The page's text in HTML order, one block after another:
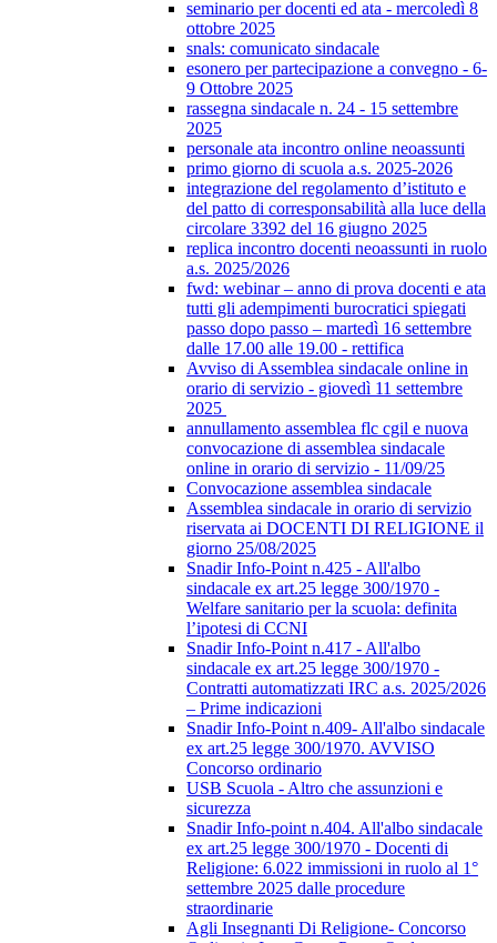
seminario per docenti ed ata - mercoledì 8
ottobre 2025
snals: comunicato sindacale
esonero per partecipazione a convegno - 6-
9 Ottobre 2025
rassegna sindacale n. 24 - 15 settembre
2025
personale ata incontro online neoassunti
primo giorno di scuola a.s. 2025-2026
integrazione del regolamento d’istituto e
del patto di corresponsabilità alla luce della
circolare 3392 del 16 giugno 2025
replica incontro docenti neoassunti in ruolo
a.s. 2025/2026
fwd: webinar – anno di prova docenti e ata
tutti gli adempimenti burocratici spiegati
passo dopo passo – martedì 16 settembre
dalle 17.00 alle 19.00 - rettifica
Avviso di Assemblea sindacale online in
orario di servizio - giovedì 11 settembre
2025
annullamento assemblea flc cgil e nuova
convocazione di assemblea sindacale
online in orario di servizio - 11/09/25
Convocazione assemblea sindacale
Assemblea sindacale in orario di servizio
riservata ai DOCENTI DI RELIGIONE il
giorno 25/08/2025
Snadir Info-Point n.425 - All'albo
sindacale ex art.25 legge 300/1970 -
Welfare sanitario per la scuola: definita
l’ipotesi di CCNI
Snadir Info-Point n.417 - All'albo
sindacale ex art.25 legge 300/1970 -
Contratti automatizzati IRC a.s. 2025/2026
– Prime indicazioni
Snadir Info-Point n.409- All'albo sindacale
ex art.25 legge 300/1970. AVVISO
Concorso ordinario
USB Scuola - Altro che assunzioni e
sicurezza
Snadir Info-point n.404. All'albo sindacale
ex art.25 legge 300/1970 - Docenti di
Religione: 6.022 immissioni in ruolo al 1°
settembre 2025 dalle procedure
straordinarie
Agli Insegnanti Di Religione- Concorso